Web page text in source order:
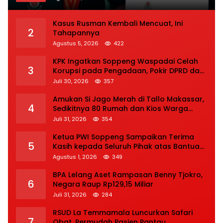
2
Kasus Rusman Kembali Mencuat, Ini
Tahapannya
Agustus 5, 2026 422
3
KPK Ingatkan Soppeng Waspadai Celah
Korupsi pada Pengadaan, Pokir DPRD dan
Bansos
Juli 30, 2026 357
4
Amukan Si Jago Merah di Tallo Makassar,
Sedikitnya 80 Rumah dan Kios Warga
Hangus, Pemadaman Berlangsung Tiga
Juli 31, 2026 354
5
Ketua PWI Soppeng Sampaikan Terima
Kasih kepada Seluruh Pihak atas Bantuan
terhadap Adiknya Korban Kecelakaan
Agustus 1, 2026 349
6
BPA Lelang Aset Rampasan Benny Tjokro,
Negara Raup Rp129,15 Miliar
Juli 31, 2026 284
RSUD La Temmamala Luncurkan Safari